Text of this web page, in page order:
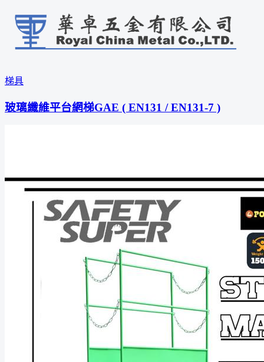
梯具
玻璃纖維平台網梯GAE ( EN131 / EN131-7 )